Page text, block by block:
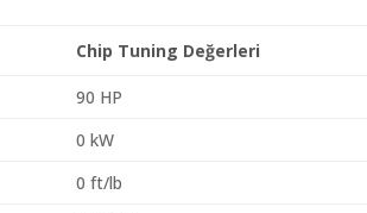
Chip Tuning Değerleri
90 HP
0 kW
0 ft/lb